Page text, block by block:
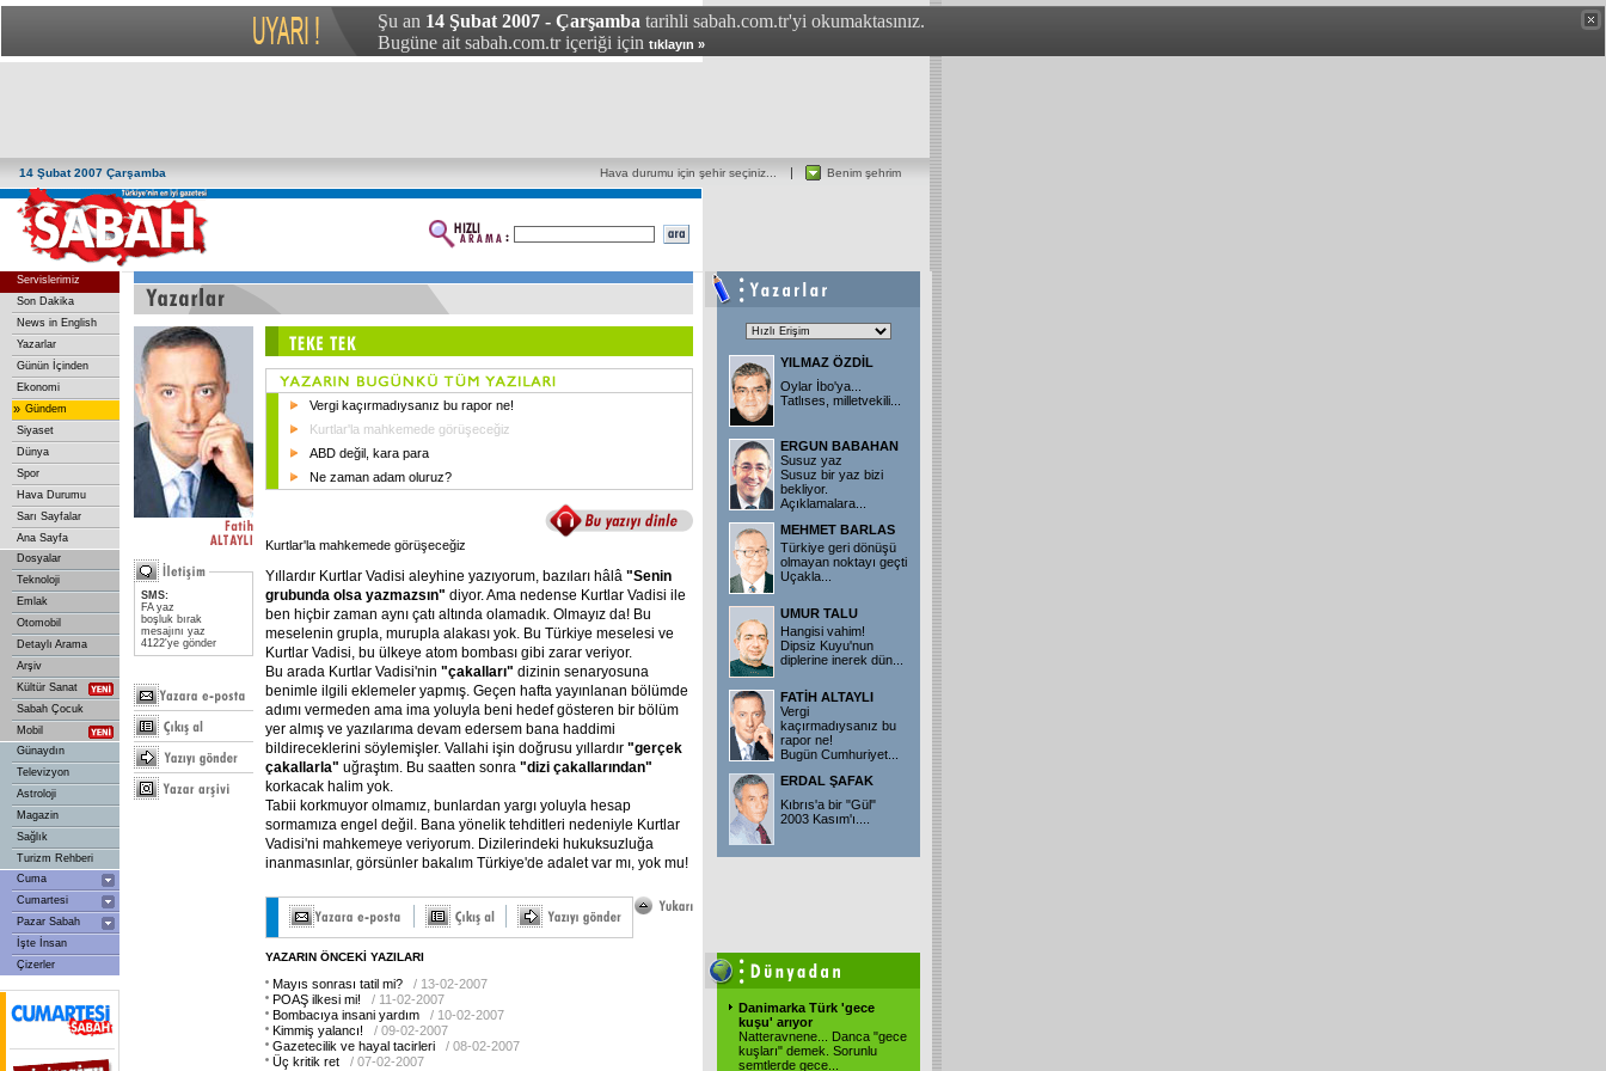
Şu an 14 Şubat 2007 - Çarşamba tarihli sabah.com.tr'yi okumaktasınız.
Bugüne ait sabah.com.tr içeriği için tıklayın »
14 Şubat 2007 Çarşamba Benim şehrim
Hava durumu için şehir seçiniz...
Servislerimiz
Son Dakika
News in English
Yazarlar
Günün İçinden
Ekonomi
» Gündem
Siyaset
Dünya
Spor
Hava Durumu
Sarı Sayfalar
Ana Sayfa
Dosyalar
Teknoloji
Emlak
Otomobil
Detaylı Arama
Arşiv
Kültür Sanat
Sabah Çocuk
Mobil
Günaydın
Televizyon
Astroloji
Magazin
Sağlık
Turizm Rehberi
Cuma
Cumartesi
Pazar Sabah
İşte İnsan
Çizerler
SMS:
FA yaz
boşluk bırak
mesajını yaz
4122'ye gönder
Vergi kaçırmadıysanız bu rapor ne!
Kurtlar'la mahkemede görüşeceğiz
ABD değil, kara para
Ne zaman adam oluruz?
Kurtlar'la mahkemede görüşeceğiz
Yıllardır Kurtlar Vadisi aleyhine yazıyorum, bazıları hâlâ "Senin
grubunda olsa yazmazsın" diyor. Ama nedense Kurtlar Vadisi ile
ben hiçbir zaman aynı çatı altında olamadık. Olmayız da! Bu
meselenin grupla, murupla alakası yok. Bu Türkiye meselesi ve
Kurtlar Vadisi, bu ülkeye atom bombası gibi zarar veriyor.
Bu arada Kurtlar Vadisi'nin "çakalları" dizinin senaryosuna
benimle ilgili eklemeler yapmış. Geçen hafta yayınlanan bölümde
adımı vermeden ama ima yoluyla beni hedef gösteren bir bölüm
yer almış ve yazılarıma devam edersem bana haddimi
bildireceklerini söylemişler. Vallahi işin doğrusu yıllardır "gerçek
çakallarla" uğraştım. Bu saatten sonra "dizi çakallarından"
korkacak halim yok.
Tabii korkmuyor olmamız, bunlardan yargı yoluyla hesap
sormamıza engel değil. Bana yönelik tehditleri nedeniyle Kurtlar
Vadisi'ni mahkemeye veriyorum. Dizilerindeki hukuksuzluğa
inanmasınlar, görsünler bakalım Türkiye'de adalet var mı, yok mu!
YAZARIN ÖNCEKİ YAZILARI
Mayıs sonrası tatil mi?
/ 13-02-2007
POAŞ ilkesi mi!
/ 11-02-2007
Bombacıya insani yardım
/ 10-02-2007
Kimmiş yalancı!
/ 09-02-2007
Gazetecilik ve hayal tacirleri
/ 08-02-2007
Üç kritik ret
/ 07-02-2007
YILMAZ ÖZDİL
Oylar İbo'ya...
Tatlıses, milletvekili...
ERGUN BABAHAN
Susuz yaz
Susuz bir yaz bizi
bekliyor.
Açıklamalara...
MEHMET BARLAS
Türkiye geri dönüşü
olmayan noktayı geçti
Uçakla...
UMUR TALU
Hangisi vahim!
Dipsiz Kuyu'nun
diplerine inerek dün...
FATİH ALTAYLI
Vergi
kaçırmadıysanız bu
rapor ne!
Bugün Cumhuriyet...
ERDAL ŞAFAK
Kıbrıs'a bir "Gül"
2003 Kasım'ı....
Danimarka Türk 'gece
kuşu' arıyor
Natteravnene... Danca "gece
kuşları" demek. Sorunlu
semtlerde gece...